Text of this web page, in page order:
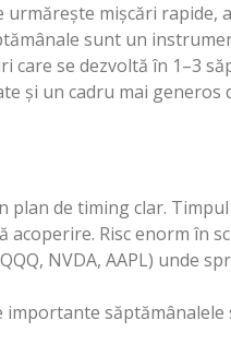
urmărește mișcări
sunt un
care se dezvoltă în 1–3
și un cadru mai generos
de timing clar.
Risc enorm în
NVDA, AAPL) unde